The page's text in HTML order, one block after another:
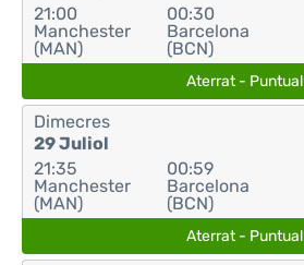
21:00
Manchester
(MAN)
00:30
Barcelona
(BCN)
Aterrat - Puntual
Dimecres
29 Juliol
21:35
Manchester
(MAN)
00:59
Barcelona
(BCN)
Aterrat - Puntual